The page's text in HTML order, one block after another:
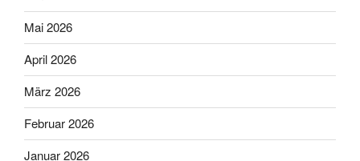
Mai 2026
April 2026
März 2026
Februar 2026
Januar 2026